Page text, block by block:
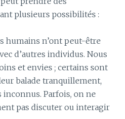
plusieurs possibilités :
humains n’ont peut-être
d’autres individus. Nous
et envies ; certains sont
balade tranquillement,
inconnus. Parfois, on ne
pas discuter ou interagir